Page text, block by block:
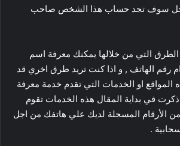
سوف تجد حساب هذا الشخص صاحب
التي من خلالها يمكنك معرفة اسم
رقم الهاتف , و اذا كنت تريد طرق اخري قد
المواقع او الخدمات التي تقدم خدمة معرفة
في بداية المقال هذه الخدمات تقوم
الأرقام المسجلة لديك علي هاتفك من اجل
.